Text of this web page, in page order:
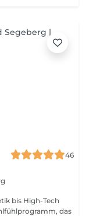
46
bis High-Tech
das